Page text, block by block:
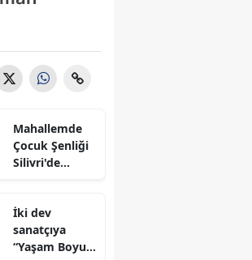
Mahallemde
Çocuk Şenliği
Silivri'de
iİki dev
sanatçıya
“Yaşam Boyu